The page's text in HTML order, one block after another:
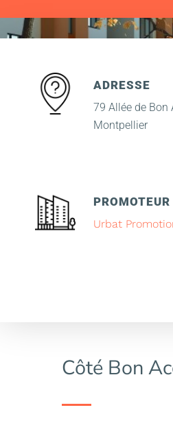
ADRESSE
79 Allée de Bon
Montpellier
PROMOTEUR
Urbat
Côté Bon